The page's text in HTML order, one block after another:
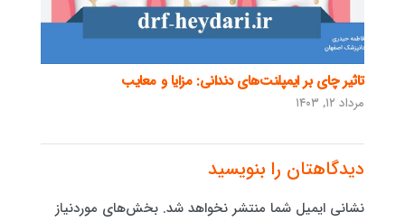
تاثیر چای بر ایمپلنت‌های دندانی: مزایا و معایب
مرداد ۱۲, ۱۴۰۳
دیدگاهتان را بنویسید
نشانی ایمیل شما منتشر نخواهد شد. بخش‌های موردنیاز